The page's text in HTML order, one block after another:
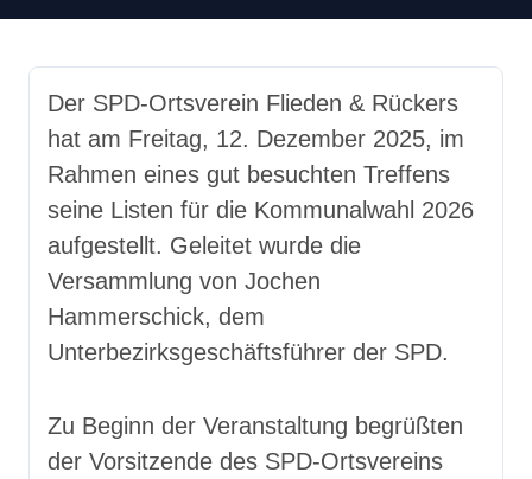
Der SPD-Ortsverein Flieden & Rückers
hat am Freitag, 12. Dezember 2025, im
Rahmen eines gut besuchten Treffens
seine Listen für die Kommunalwahl 2026
aufgestellt. Geleitet wurde die
Versammlung von Jochen
Hammerschick, dem
Unterbezirksgeschäftsführer der SPD.
Zu Beginn der Veranstaltung begrüßten
der Vorsitzende des SPD-Ortsvereins